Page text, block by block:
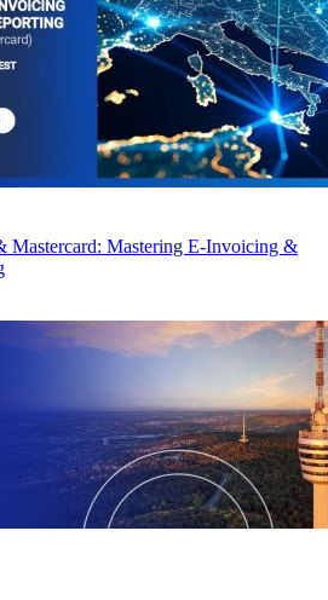
Mastercard: Mastering E-Invoicing &